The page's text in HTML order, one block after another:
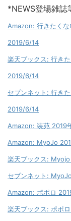
*NEWS登場雑誌
Amazon: 行きたく
2019/6/14
楽天ブックス: 行き
2019/6/14
セブンネット: 行き
2019/6/14
Amazon: 装苑
Amazon: MyoJo
楽天ブックス:
セブンネット:
Amazon: ポポロ
楽天ブックス: ポポ